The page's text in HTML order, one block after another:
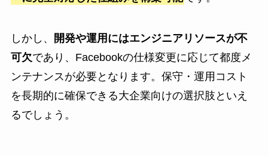
しかし、
開発や運用にはエンジニアリソースが不
可欠であり、Facebookの仕様変更に応じて都度メ
ンテナンスが必要となります。保守・運用コスト
を長期的に確保できる大企業向けの選択肢といえ
るでしょう。